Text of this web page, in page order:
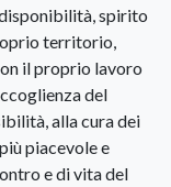
spirito
territorio,
il proprio lavoro
del
alla cura dei
piacevole e
e di vita del